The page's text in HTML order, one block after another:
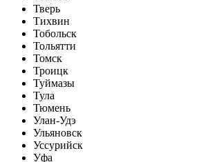
Тверь
Тихвин
Тобольск
Тольятти
Томск
Троицк
Туймазы
Тула
Тюмень
Улан-Удэ
Ульяновск
Уссурийск
Уфа